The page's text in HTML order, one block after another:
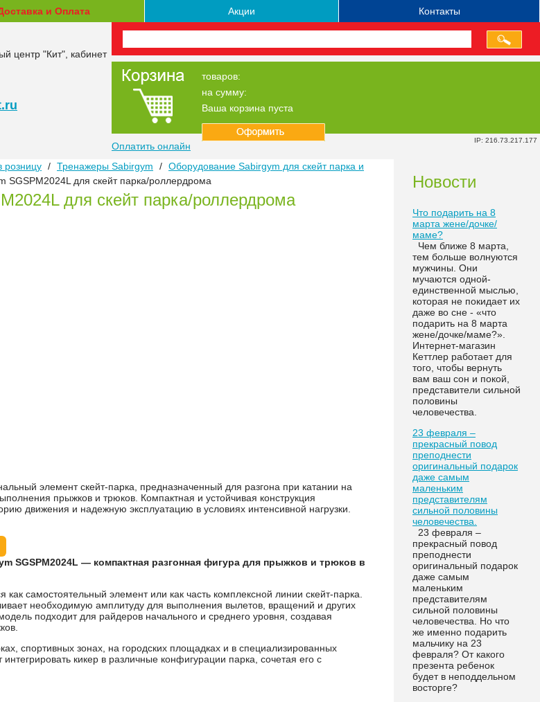
IP: 216.73.217.177
и Оплата Акции Контакты
центр "Кит", кабинет
товаров:
на сумму:
Ваша корзина пуста
Оплатить онлайн
розницу / Тренажеры Sabirgym / Оборудование Sabirgym для скейт парка и
SGSPM2024L для скейт парка/роллердрома
для скейт парка/роллердрома
элемент скейт-парка, предназначенный для разгона при катании на
прыжков и трюков. Компактная и устойчивая конструкция
движения и надежную эксплуатацию в условиях интенсивной нагрузки.
SGSPM2024L — компактная разгонная фигура для прыжков и трюков в
самостоятельный элемент или как часть комплексной линии скейт-парка.
необходимую амплитуду для выполнения вылетов, вращений и других
подходит для райдеров начального и среднего уровня, создавая
спортивных зонах, на городских площадках и в специализированных
кикер в различные конфигурации парка, сочетая его с
Новости
Что подарить на 8
марта жене/дочке/
маме?
Чем ближе 8 марта,
тем больше волнуются
мужчины. Они
мучаются одной-
единственной мыслью,
которая не покидает их
даже во сне - «что
подарить на 8 марта
жене/дочке/маме?».
Интернет-магазин
Кеттлер работает для
того, чтобы вернуть
вам ваш сон и покой,
представители сильной
половины
человечества.
23 февраля –
прекрасный повод
преподнести
оригинальный подарок
даже самым
маленьким
представителям
сильной половины
человечества.
23 февраля –
прекрасный повод
преподнести
оригинальный подарок
даже самым
маленьким
представителям
сильной половины
человечества. Но что
же именно подарить
мальчику на 23
февраля? От какого
презента ребенок
будет в неподдельном
восторге?